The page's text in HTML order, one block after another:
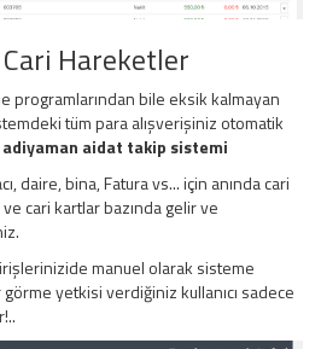
Hareketler
programlarından bile eksik kalmayan
tüm para alışverişiniz otomatik
adiyaman aidat takip sistemi
daire, bina, Fatura vs... için anında cari
cari kartlar bazında gelir ve
manuel olarak sisteme
yetkisi verdiğiniz kullanıcı sadece